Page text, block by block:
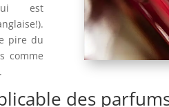
est
pire du
comme
des